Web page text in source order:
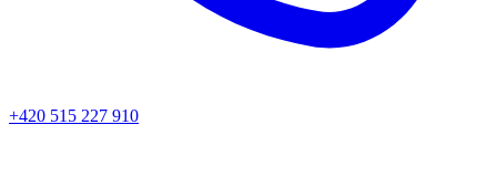
+420 515 227 910